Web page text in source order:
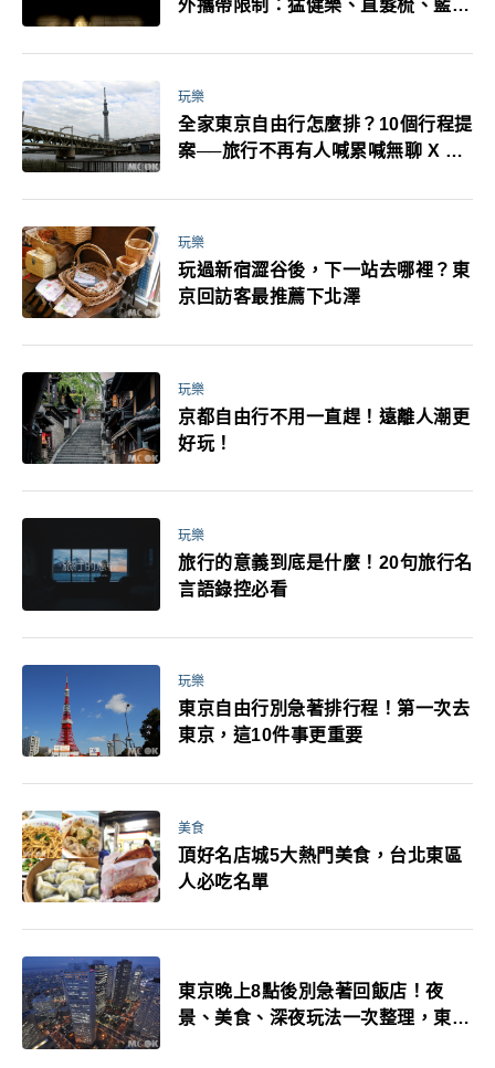
外攜帶限制：猛健樂、直髮梳、藍牙
萬！注意事項一次看！
玩樂
全家東京自由行怎麼排？10個行程提
案──旅行不再有人喊累喊無聊 X 爸
玩樂
玩過新宿澀谷後，下一站去哪裡？東
京回訪客最推薦下北澤
玩樂
京都自由行不用一直趕！遠離人潮更
好玩！
玩樂
旅行的意義到底是什麼！20句旅行名
言語錄控必看
玩樂
東京自由行別急著排行程！第一次去
東京，這10件事更重要
美食
頂好名店城5大熱門美食，台北東區
人必吃名單
東京晚上8點後別急著回飯店！夜
景、美食、深夜玩法一次整理，東京